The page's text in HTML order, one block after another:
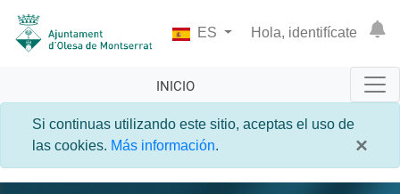
ES Hola, identifícate
INICIO
Si continuas utilizando este sitio, aceptas el uso de
las cookies. Más información. ×